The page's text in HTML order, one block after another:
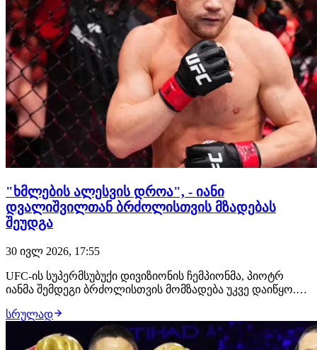
"ხმლების ალესვის დროა", - იანი
დვალიშვილთან ბრძოლისთვის მზადებას
შეუდგა
30 ივლ 2026, 17:55
UFC-ის სუპერმსუბუქი დივიზიონის ჩემპიონმა, პიოტრ
იანმა შემდეგი ბრძოლისთვის მომზადება უკვე დაიწყო.
დროა", რომელშიც რუსი მებრძოლი სტრაიკინგში
ვარჯიშობს. გადაწყვეტილია, რომ მისი მოწინააღმდეგე
მერაბ დვალიშვილი იქნება. ბრძოლა შედგება 24 ო…
სრულად